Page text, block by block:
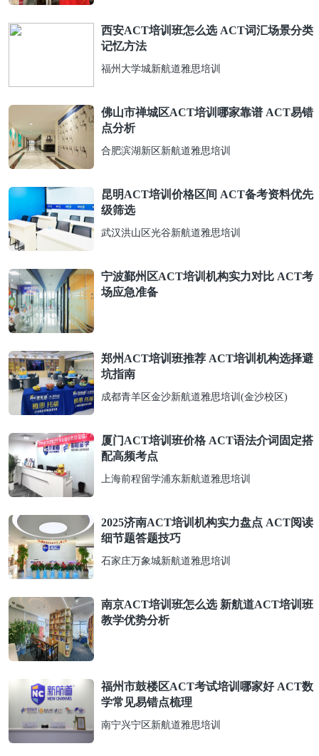
西安ACT培训班怎么选 ACT词汇场景分类
记忆方法
福州大学城新航道雅思培训
佛山市禅城区ACT培训哪家靠谱 ACT易错
点分析
合肥滨湖新区新航道雅思培训
昆明ACT培训价格区间 ACT备考资料优先
级筛选
武汉洪山区光谷新航道雅思培训
宁波鄞州区ACT培训机构实力对比 ACT考
场应急准备
郑州ACT培训班推荐 ACT培训机构选择避
坑指南
成都青羊区金沙新航道雅思培训(金沙校区)
厦门ACT培训班价格 ACT语法介词固定搭
配高频考点
上海前程留学浦东新航道雅思培训
2025济南ACT培训机构实力盘点 ACT阅读
细节题答题技巧
石家庄万象城新航道雅思培训
南京ACT培训班怎么选 新航道ACT培训班
教学优势分析
福州市鼓楼区ACT考试培训哪家好 ACT数
学常见易错点梳理
南宁兴宁区新航道雅思培训